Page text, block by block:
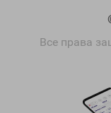
Все права